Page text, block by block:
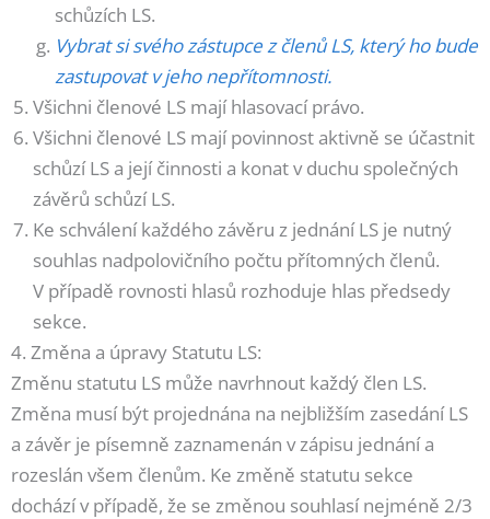
schůzích LS.
Vybrat si svého zástupce z členů LS, který ho bude
zastupovat v jeho nepřítomnosti.
Všichni členové LS mají hlasovací právo.
Všichni členové LS mají povinnost aktivně se účastnit
schůzí LS a její činnosti a konat v duchu společných
závěrů schůzí LS.
Ke schválení každého závěru z jednání LS je nutný
souhlas nadpolovičního počtu přítomných členů.
V případě rovnosti hlasů rozhoduje hlas předsedy
sekce.
4. Změna a úpravy Statutu LS:
Změnu statutu LS může navrhnout každý člen LS.
Změna musí být projednána na nejbližším zasedání LS
a závěr je písemně zaznamenán v zápisu jednání a
rozeslán všem členům. Ke změně statutu sekce
dochází v případě, že se změnou souhlasí nejméně 2/3